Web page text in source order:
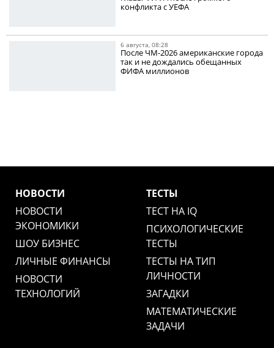
конфликта с УЕФА
6 августа, 08:28
После ЧМ-2026 американские города
так и не дождались обещанных
ФИФА миллионов
НОВОСТИ
НОВОСТИ
ЭКОНОМИКИ
ШОУ БИЗНЕС
ЛИЧНЫЕ ФИНАНСЫ
НОВОСТИ
ТЕХНОЛОГИЙ
ТЕСТЫ
ТЕСТ НА IQ
ПСИХОЛОГИЧЕСКИЕ
ТЕСТЫ
ТЕСТЫ НА ТИП
ЛИЧНОСТИ
ЗАГАДКИ
МАТЕМАТИЧЕСКИЕ
ЗАДАЧИ